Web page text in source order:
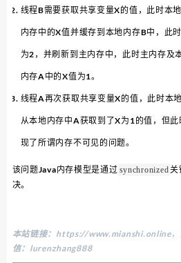
线程B需要获取共享变量X的值，此时本
内存中的X值并缓存到本地内存B中，此
为2，并刷新到主内存中，此时主内存及
内存A中的X值为1。
线程A再次获取共享变量X的值，此时本
从本地内存中A获取到了X为1的值，但
现了所谓内存不可见的问题。
该问题Java内存模型是通过 synchronized关
决。
本站链接： https://www.mianshi.online，
信：lurenzhang888